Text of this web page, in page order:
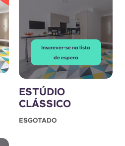
Inscrever-se na lista
de espera
ESTÚDIO
CLÁSSICO
ESGOTADO